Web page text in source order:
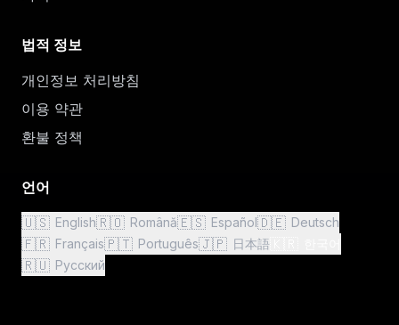
법적 정보
개인정보 처리방침
이용 약관
환불 정책
언어
🇺🇸 English🇷🇴 Română🇪🇸 Español🇩🇪 Deutsch
🇫🇷 Français🇵🇹 Português🇯🇵 日本語
🇷🇺 Русский